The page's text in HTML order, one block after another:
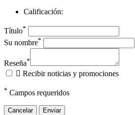
Calificación:
Título*
Su nombre*
Reseña*
 Recibir noticias y promociones
* Campos requeridos
Cancelar Enviar